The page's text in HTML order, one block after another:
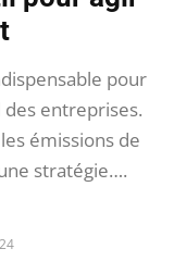
pour
entreprises.
émissions de
stratégie….